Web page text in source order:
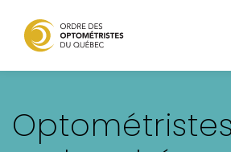
contenu
principal
Optométristes